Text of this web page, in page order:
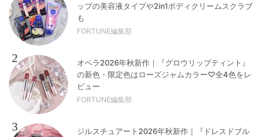
ップの美容液タイプや2in1ボディクリームスクラブ
も
FORTUNE編集部
2
オペラ2026年秋新作｜『グロウリップティント』
の新色・限定色はローズジャムカラー♡全4色をレ
ビュー
FORTUNE編集部
3
ジルスチュアート2026年秋新作｜『ドレスドブル